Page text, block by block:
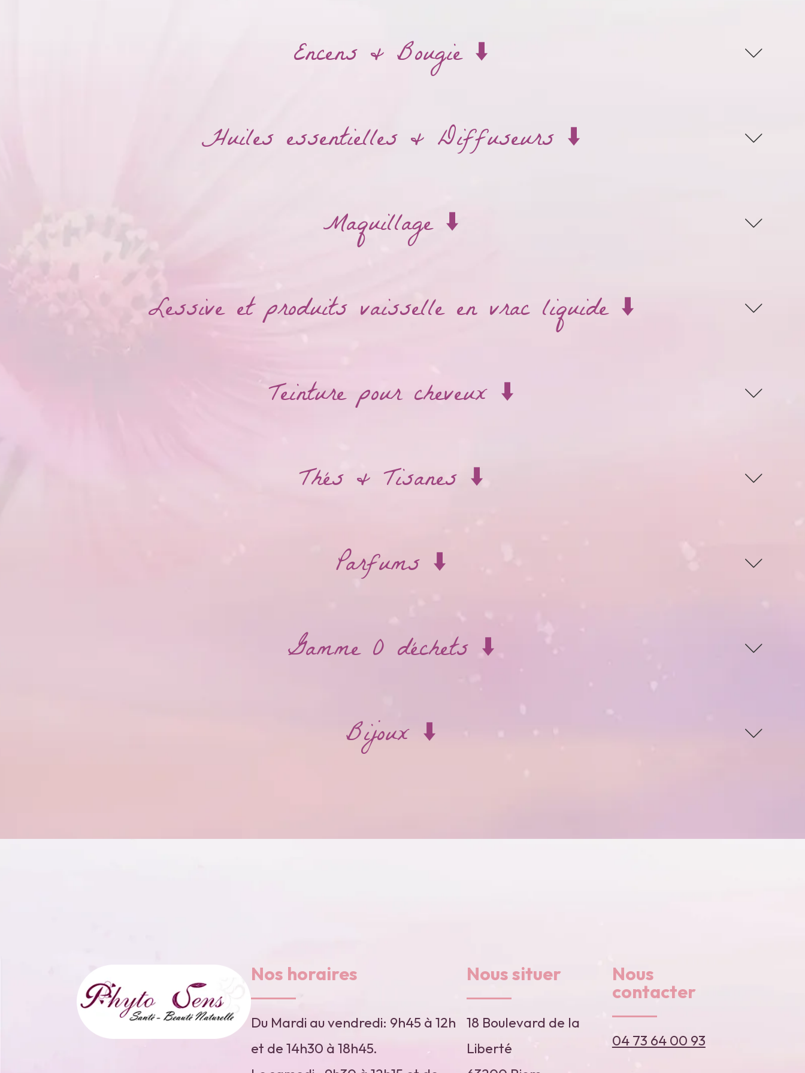
Encens & Bougie ⬇️
Huiles essentielles & Diffuseurs ⬇️
Maquillage ⬇️
Lessive et produits vaisselle en vrac liquide ⬇️
Teinture pour cheveux ⬇️
Thés & Tisanes ⬇️
Parfums ⬇️
Gamme 0 déchets ⬇️
Bijoux ⬇️
Nos horaires
Du Mardi au vendredi: 9h45 à 12h
et de 14h30 à 18h45.
Nous situer
18 Boulevard de la
Liberté
Nous
contacter
04 73 64 00 93